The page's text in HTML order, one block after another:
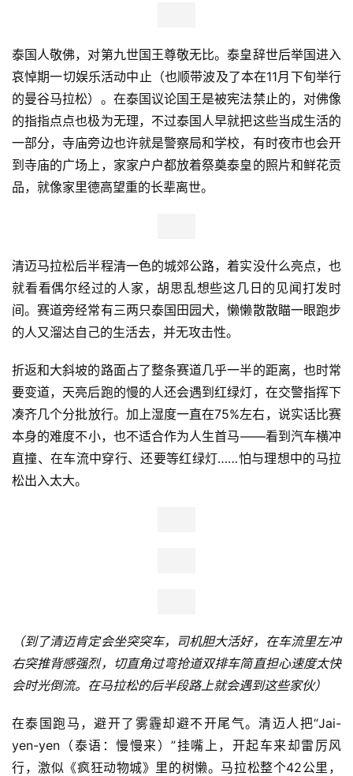
泰国人敬佛，对第九世国王尊敬无比。泰皇辞世后举国进入
哀悼期一切娱乐活动中止（也顺带波及了本在11月下旬举行
的曼谷马拉松）。在泰国议论国王是被宪法禁止的，对佛像
的指指点点也极为无理，不过泰国人早就把这些当成生活的
一部分，寺庙旁边也许就是警察局和学校，有时夜市也会开
到寺庙的广场上，家家户户都放着祭奠泰皇的照片和鲜花贡
品，就像家里德高望重的长辈离世。
清迈马拉松后半程清一色的城郊公路，着实没什么亮点，也
就看看偶尔经过的人家，胡思乱想些这几日的见闻打发时
间。赛道旁经常有三两只泰国田园犬，懒懒散散瞄一眼跑步
的人又溜达自己的生活去，并无攻击性。
折返和大斜坡的路面占了整条赛道几乎一半的距离，也时常
要变道，天亮后跑的慢的人还会遇到红绿灯，在交警指挥下
凑齐几个分批放行。加上湿度一直在75%左右，说实话比赛
本身的难度不小，也不适合作为人生首马——看到汽车横冲
直撞、在车流中穿行、还要等红绿灯……怕与理想中的马拉
松出入太大。
（到了清迈肯定会坐突突车，司机胆大活好，在车流里左冲
右突推背感强烈，切直角过弯抢道双排车简直担心速度太快
会时光倒流。在马拉松的后半段路上就会遇到这些家伙）
在泰国跑马，避开了雾霾却避不开尾气。清迈人把“Jai-
yen-yen（泰语：慢慢来）”挂嘴上，开起车来却雷厉风
行，激似《疯狂动物城》里的树懒。马拉松整个42公里，